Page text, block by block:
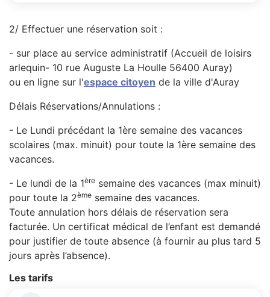
2/ Effectuer une réservation soit :
- sur place au service administratif (Accueil de loisirs
arlequin- 10 rue Auguste La Houlle 56400 Auray)
ou en ligne sur l'espace citoyen de la ville d'Auray
Délais Réservations/Annulations :
- Le Lundi précédant la 1ère semaine des vacances
scolaires (max. minuit) pour toute la 1ère semaine des
vacances.
- Le lundi de la 1ère semaine des vacances (max minuit)
pour toute la 2ème semaine des vacances.
Toute annulation hors délais de réservation sera
facturée. Un certificat médical de l’enfant est demandé
pour justifier de toute absence (à fournir au plus tard 5
jours après l’absence).
Les tarifs